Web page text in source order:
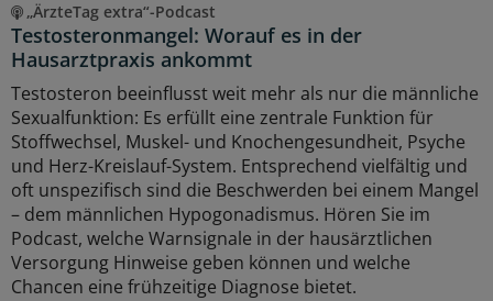
„ÄrzteTag extra“-Podcast
Testosteronmangel: Worauf es in der
Hausarztpraxis ankommt
Testosteron beeinflusst weit mehr als nur die männliche
Sexualfunktion: Es erfüllt eine zentrale Funktion für
Stoffwechsel, Muskel- und Knochengesundheit, Psyche
und Herz-Kreislauf-System. Entsprechend vielfältig und
oft unspezifisch sind die Beschwerden bei einem Mangel
– dem männlichen Hypogonadismus. Hören Sie im
Podcast, welche Warnsignale in der hausärztlichen
Versorgung Hinweise geben können und welche
Chancen eine frühzeitige Diagnose bietet.